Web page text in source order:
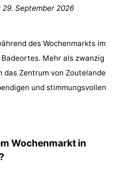
September 2026
des Wochenmarkts im
Mehr als zwanzig
das Zentrum von Zoutelande
und stimmungsvollen
Wochenmarkt in